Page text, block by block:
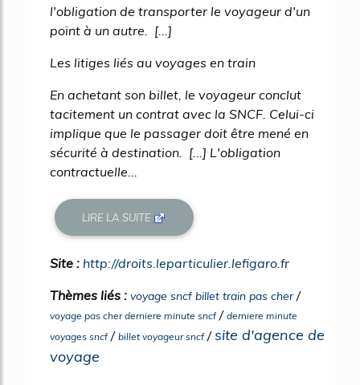
l'obligation de transporter le voyageur d'un
point à un autre. [...]
Les litiges liés au voyages en train
En achetant son billet, le voyageur conclut
tacitement un contrat avec la SNCF. Celui-ci
implique que le passager doit être mené en
sécurité à destination. [...] L'obligation
contractuelle...
LIRE LA SUITE
Site : http://droits.leparticulier.lefigaro.fr
Thèmes liés : voyage sncf billet train pas cher/
voyage pas cher derniere minute sncf/ derniere minute
voyages sncf/ billet voyageur sncf/site d'agence de
voyage